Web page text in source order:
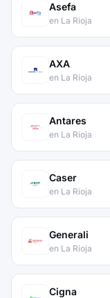
Asefa
en La Rioja
AXA
en La Rioja
Antares
en La Rioja
Caser
en La Rioja
Generali
en La Rioja
Cigna